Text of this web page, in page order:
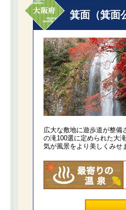
箕面（箕面
広大な敷地に遊歩道が整備
の滝100選に定められた大
気が風景をより美しくみせ